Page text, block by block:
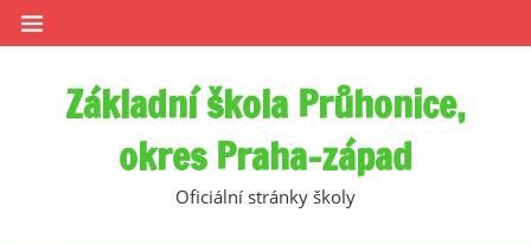
Skip
to
Základní škola Průhonice,
okres Praha-západ
Oficiální stránky školy